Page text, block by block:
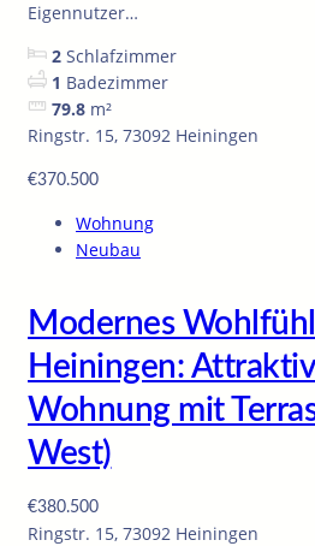
Eigennutzer…
2 Schlafzimmer
1 Badezimmer
79.8 m²
Ringstr. 15, 73092 Heiningen
€370.500
Wohnung
Neubau
Modernes
Heiningen:
Wohnung mit
West)
€380.500
Ringstr. 15, 73092 Heiningen